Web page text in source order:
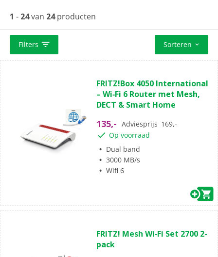
1 - 24van 24producten
Filters Sorteren
van
de
5
FRITZ!Box 4050 International
– Wi‑Fi 6 Router met Mesh,
DECT & Smart Home
135,- Adviesprijs 169,-
Op voorraad
Dual band
3000 MB/s
Wifi 6
van
de
FRITZ! Mesh Wi‑Fi Set 2700 2-
pack